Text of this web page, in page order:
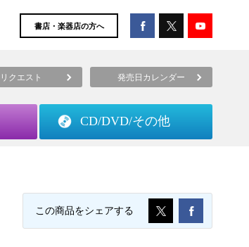
書店・楽器店の方へ
リクエスト 発売日カレンダー
CD/DVD/その他
この商品をシェアする